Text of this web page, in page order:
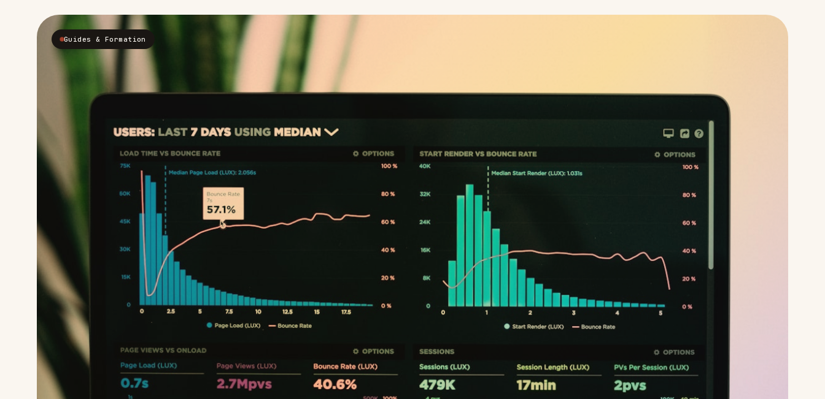
Guides & Formation